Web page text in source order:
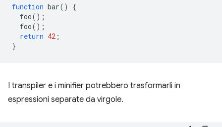
function bar()
{
foo();
foo();
return 42 ;
}
I transpiler e i minifier potrebbero trasformarli in
espressioni separate da virgole.